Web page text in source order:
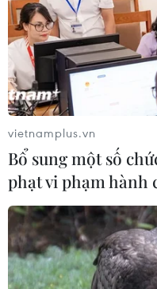
vietnamplus.vn
Bổ sung một số
phạt vi phạm hành